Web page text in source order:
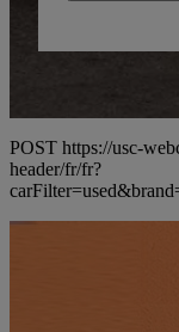
POST https://usc-
header/fr/fr?